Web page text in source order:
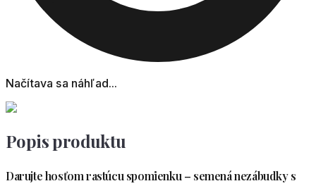
Načítava sa náhľad...
Popis produktu
Darujte hosťom rastúcu spomienku – semená nezábudky s